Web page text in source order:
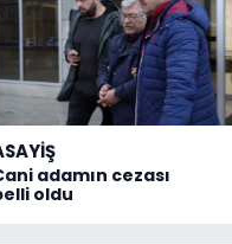
adamın cezası
oldu